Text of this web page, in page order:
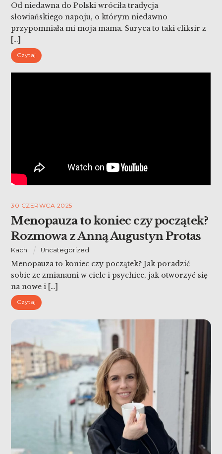
Od niedawna do Polski wróciła tradycja
słowiańskiego napoju, o którym niedawno
przypomniała mi moja mama. Suryca to taki eliksir z
[…]
Czytaj
30 CZERWCA 2025
Menopauza to koniec czy początek?
Rozmowa z Anną Augustyn Protas
Kach Uncategorized
Menopauza to koniec czy początek? Jak poradzić
sobie ze zmianami w ciele i psychice, jak otworzyć się
na nowe i […]
Czytaj